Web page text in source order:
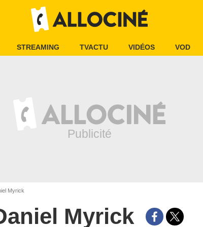
STREAMING TVACTU VIDÉOS VOD
Myrick
Myrick